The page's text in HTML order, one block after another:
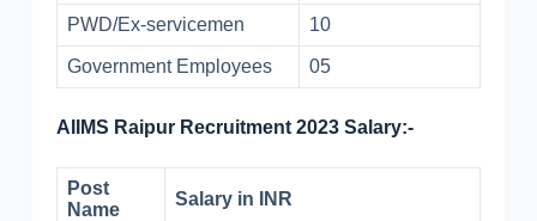
PWD/Ex-servicemen 10
Government Employees 05
AIIMS Raipur Recruitment 2023 Salary:-
Post
Name
Salary in INR